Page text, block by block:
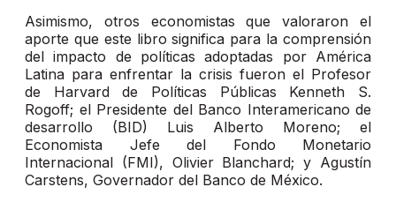
Asimismo, otros economistas que valoraron el
aporte que este libro significa para la comprensión
del impacto de políticas adoptadas por América
Latina para enfrentar la crisis fueron el Profesor
de Harvard de Políticas Públicas Kenneth S.
Rogoff; el Presidente del Banco Interamericano de
desarrollo (BID) Luis Alberto Moreno; el
Economista Jefe del Fondo Monetario
Internacional (FMI), Olivier Blanchard; y Agustín
Carstens, Governador del Banco de México.